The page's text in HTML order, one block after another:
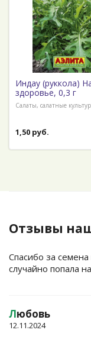
Индау (руккола)
здоровье, 0,3 г
Салаты, салатные
1,50 руб.
Отзывы
Спасибо за
случайно попала
Любовь
12.11.2024